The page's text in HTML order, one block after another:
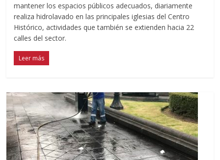
mantener los espacios públicos adecuados, diariamente
realiza hidrolavado en las principales iglesias del Centro
Histórico, actividades que también se extienden hacia 22
calles del sector.
Leer más